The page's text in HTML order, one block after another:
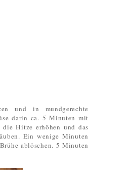
und in mundgerechte
darin ca. 5 Minuten mit
die Hitze erhöhen und das
Ein wenige Minuten
ablöschen. 5 Minuten